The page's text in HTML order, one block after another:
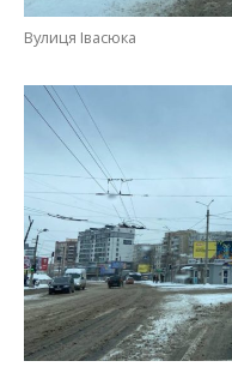
Вулиця Івасюка